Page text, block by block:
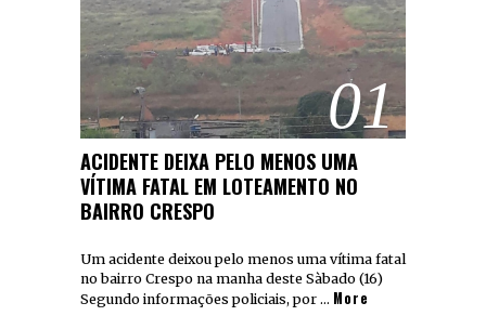
01
ACIDENTE DEIXA PELO MENOS UMA
VÍTIMA FATAL EM LOTEAMENTO NO
BAIRRO CRESPO
Um acidente deixou pelo menos uma vítima fatal
no bairro Crespo na manha deste Sàbado (16)
Segundo informações policiais, por … More